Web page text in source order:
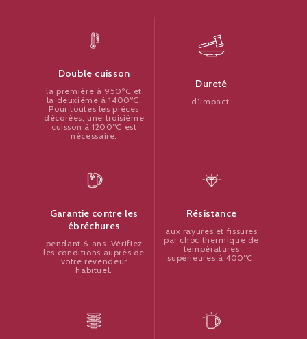
Double cuisson
la première à 950ºC et
la deuxième à 1400ºC.
Pour toutes les pièces
décorées, une troisième
cuisson à 1200ºC est
nécessaire.
Dureté
d’impact.
Garantie contre les
ébréchures
pendant 6 ans. Vérifiez
les conditions auprès de
votre revendeur
habituel.
Résistance
aux rayures et fissures
par choc thermique de
températures
supérieures à 400ºC.